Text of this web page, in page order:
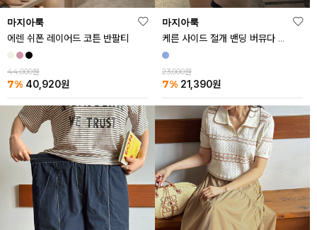
마지아룩
에렌 쉬폰 레이어드 코튼 반팔티
44,000원
7% 40,920원
마지아룩
케른 사이드 절개 밴딩 버뮤다 데님 반바지
23,000원
7% 21,390원